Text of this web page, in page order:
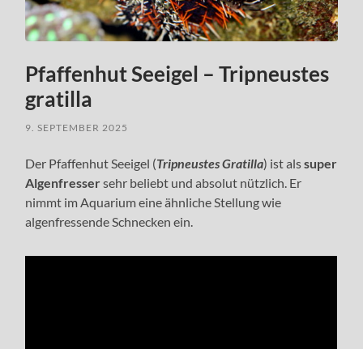
Pfaffenhut Seeigel – Tripneustes
gratilla
9. SEPTEMBER 2025
Der Pfaffenhut Seeigel (Tripneustes Gratilla) ist alssuper
Algenfressersehr beliebt und absolut nützlich. Er
nimmt im Aquarium eine ähnliche Stellung wie
algenfressende Schnecken ein.